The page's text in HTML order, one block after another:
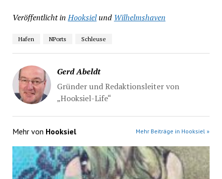
Veröffentlicht in Hooksielund Wilhelmshaven
Hafen NPorts Schleuse
Gerd Abeldt
Gründer und Redaktionsleiter von
„Hooksiel-Life“
Mehr von Hooksiel Mehr Beiträge in Hooksiel »